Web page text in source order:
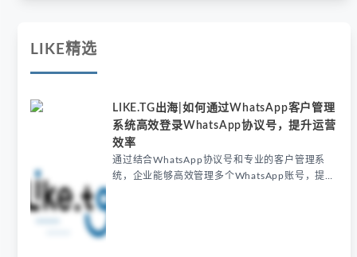
LIKE精选
LIKE.TG出海|如何通过WhatsApp客户管理
系统高效登录WhatsApp协议号，提升运营
效率
通过结合WhatsApp协议号和专业的客户管理系
统，企业能够高效管理多个WhatsApp账号，提升